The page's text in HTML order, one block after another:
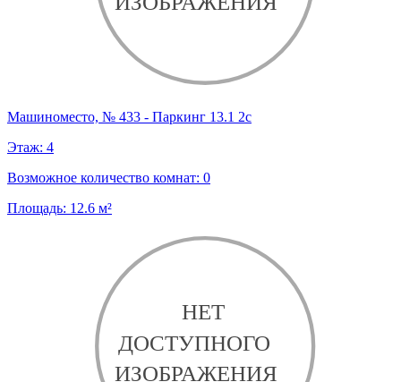
Машиноместо, № 433 - Паркинг 13.1 2с
Этаж: 4
Возможное количество комнат: 0
Площадь: 12.6 м²